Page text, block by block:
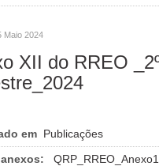
Maio 2024
XII do RREO
em Publicações